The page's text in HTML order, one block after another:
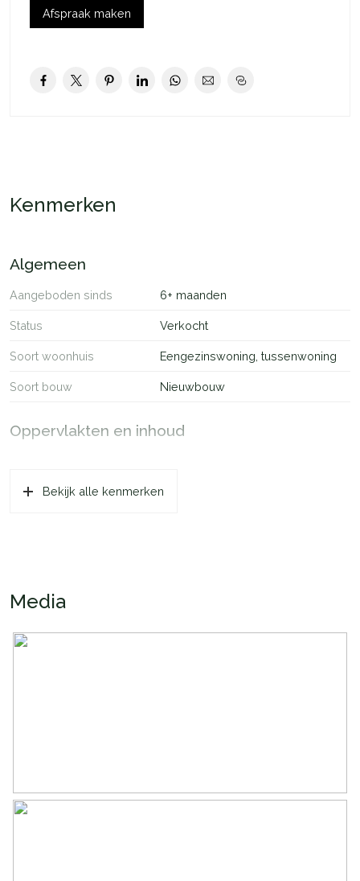
– Openslaande deuren naar tuin
– 6 m2 externe bergruimte
– Koop of huur van technische installatie mogelijk
Afspraak maken
Kenmerken
Algemeen
Aangeboden sinds 6+ maanden
Status Verkocht
Soort woonhuis Eengezinswoning, tussenwoning
Soort bouw Nieuwbouw
Oppervlakten en inhoud
Inhoud 150 m³
Aantal woonlagen
Buitenruimte
Bekijk alle kenmerken
Media